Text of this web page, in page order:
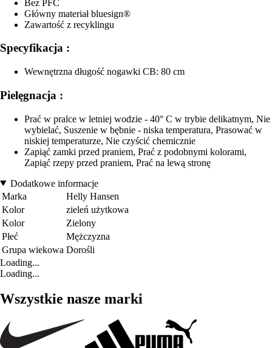
Bez PFC
Główny materiał bluesign®
Zawartość z recyklingu
Specyfikacja :
Wewnętrzna długość nogawki CB: 80 cm
Pielęgnacja :
Prać w pralce w letniej wodzie - 40° C w trybie delikatnym, Nie
wybielać, Suszenie w bębnie - niska temperatura, Prasować w
niskiej temperaturze, Nie czyścić chemicznie
Zapiąć zamki przed praniem, Prać z podobnymi kolorami,
Zapiąć rzepy przed praniem, Prać na lewą stronę
Dodatkowe informacje
Marka
Helly Hansen
Kolor
zieleń użytkowa
Kolor
Zielony
Płeć
Mężczyzna
Grupa wiekowa Dorośli
Loading...
Loading...
Wszystkie nasze marki